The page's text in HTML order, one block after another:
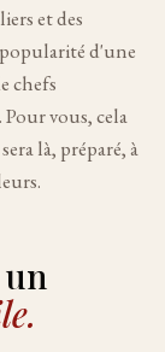
et des
d'une
chefs
vous, cela
là, préparé, à